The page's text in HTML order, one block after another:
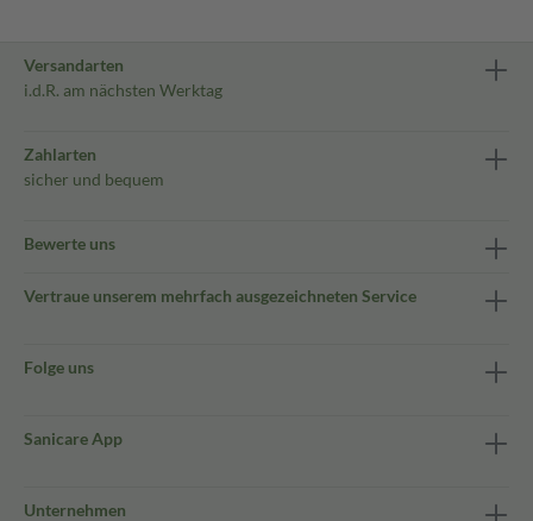
Versandarten
i.d.R. am nächsten Werktag
Zahlarten
sicher und bequem
Bewerte uns
Vertraue unserem mehrfach ausgezeichneten Service
Folge uns
Sanicare App
Unternehmen